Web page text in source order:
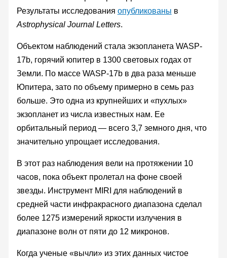
Результаты исследования опубликованы в
Astrophysical Journal Letters.
Объектом наблюдений стала экзопланета WASP-
17b, горячий юпитер в 1300 световых годах от
Земли. По массе WASP-17b в два раза меньше
Юпитера, зато по объему примерно в семь раз
больше. Это одна из крупнейших и «пухлых»
экзопланет из числа известных нам. Ее
орбитальный период — всего 3,7 земного дня, что
значительно упрощает исследования.
В этот раз наблюдения вели на протяжении 10
часов, пока объект пролетал на фоне своей
звезды. Инструмент MIRI для наблюдений в
средней части инфракрасного диапазона сделал
более 1275 измерений яркости излучения в
диапазоне волн от пяти до 12 микронов.
Когда ученые «вычли» из этих данных чистое